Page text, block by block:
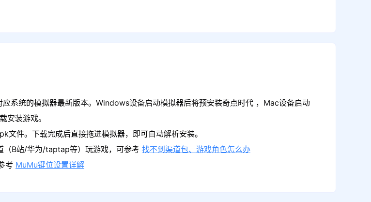
系统的模拟器最新版本。Windows设备启动模拟器后将预安装奇点时代 ，Mac设备启动
安装游戏。
件。下载完成后直接拖进模拟器，即可自动解析安装。
（B站/华为/taptap等）玩游戏，可参考 找不到渠道包、游戏角色怎么办
考 MuMu键位设置详解